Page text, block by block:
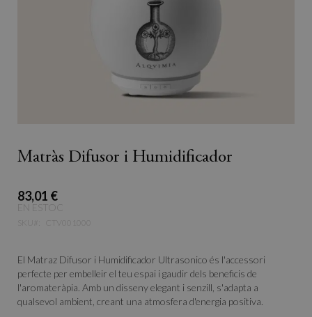
Matràs Difusor i Humidificador
83,01 €
EN ESTOC
CTV001000
El Matraz Difusor i Humidificador Ultrasonico és l'accessori
perfecte per embelleir el teu espai i gaudir dels beneficis de
l'aromateràpia. Amb un disseny elegant i senzill, s'adapta a
qualsevol ambient, creant una atmosfera d'energia positiva.